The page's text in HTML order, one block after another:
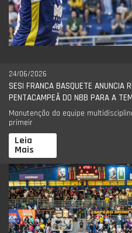
24/06/2026
SESI FRANCA BASQUETE ANUNCIA
PENTACAMPEÃ DO NBB PARA A
Manutenção da equipe
primeir
Leia
Mais